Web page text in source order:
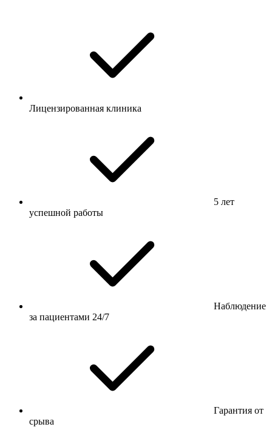
Лицензированная клиника
5 лет
успешной работы
Наблюдение
за пациентами 24/7
Гарантия от
срыва